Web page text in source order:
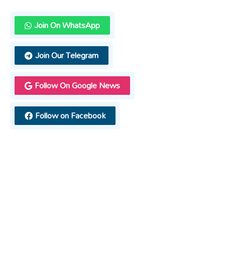
Join On WhatsApp
Join Our Telegram
Follow On Google News
Follow on Facebook